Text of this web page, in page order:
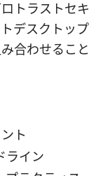
トラストセキ
デスクトップ
合わせること
ト
ライン